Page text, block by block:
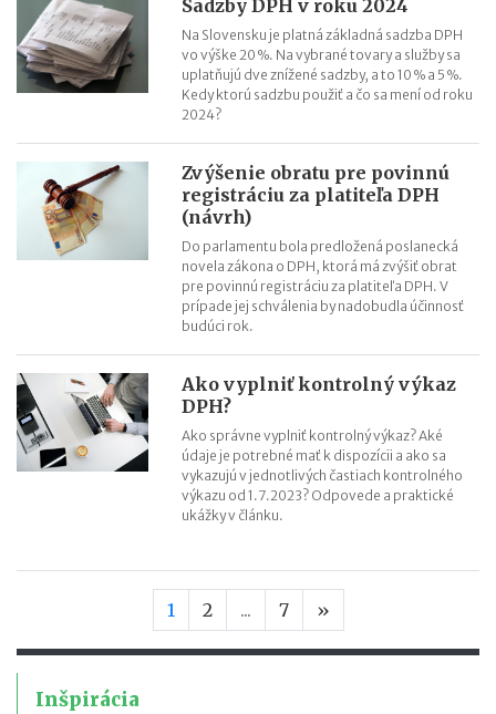
Sadzby DPH v roku 2024
Na Slovensku je platná základná sadzba DPH
vo výške 20 %. Na vybrané tovary a služby sa
uplatňujú dve znížené sadzby, a to 10 % a 5 %.
Kedy ktorú sadzbu použiť a čo sa mení od roku
2024?
Zvýšenie obratu pre povinnú
registráciu za platiteľa DPH
(návrh)
Do parlamentu bola predložená poslanecká
novela zákona o DPH, ktorá má zvýšiť obrat
pre povinnú registráciu za platiteľa DPH. V
prípade jej schválenia by nadobudla účinnosť
budúci rok.
Ako vyplniť kontrolný výkaz
DPH?
Ako správne vyplniť kontrolný výkaz? Aké
údaje je potrebné mať k dispozícii a ako sa
vykazujú v jednotlivých častiach kontrolného
výkazu od 1.7.2023? Odpovede a praktické
ukážky v článku.
1 2 ... 7 »Nasledujúca
Inšpirácia